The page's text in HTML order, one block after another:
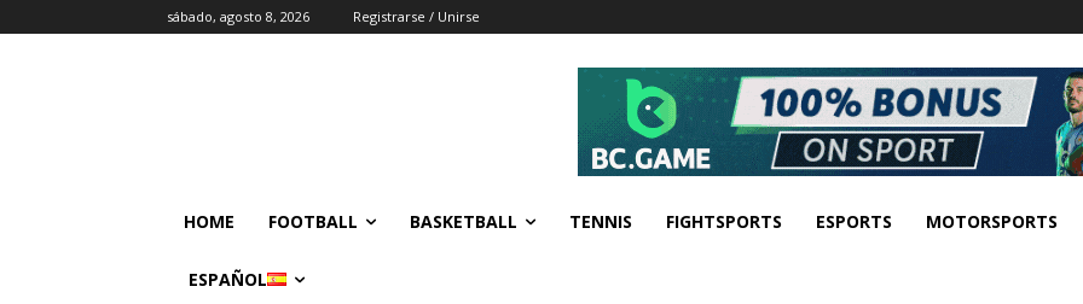
sábado, agosto 8, 2026 Registrarse / Unirse
HOME FOOTBALL BASKETBALL TENNIS FIGHTSPORTS ESPORTS MOTORSPORTS
ESPAÑOL